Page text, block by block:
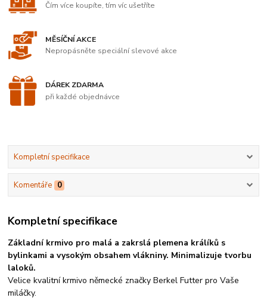
Čím více koupíte, tím víc ušetříte
MĚSÍČNÍ AKCE
Nepropásněte speciální slevové akce
DÁREK ZDARMA
při každé objednávce
Kompletní specifikace
Komentáře 0
Kompletní specifikace
Základní krmivo pro malá a zakrslá plemena králíků s
bylinkami a vysokým obsahem vlákniny. Minimalizuje tvorbu
laloků.
Velice kvalitní krmivo německé značky Berkel Futter pro Vaše
miláčky.